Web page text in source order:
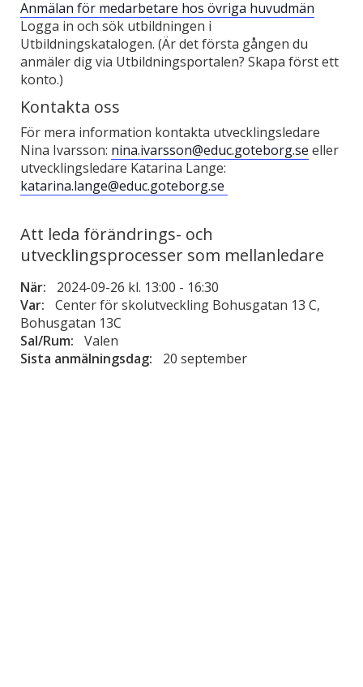
Anmälan för medarbetare hos övriga huvudmän
Logga in och sök utbildningen i
Utbildningskatalogen. (Är det första gången du
anmäler dig via Utbildningsportalen? Skapa först ett
konto.)
Kontakta oss
För mera information kontakta utvecklingsledare
Nina Ivarsson: nina.ivarsson@educ.goteborg.se eller
utvecklingsledare Katarina Lange:
katarina.lange@educ.goteborg.se
Att leda förändrings- och
utvecklingsprocesser som mellanledare
När: 2024-09-26 kl. 13:00 - 16:30
Var:
Center för skolutveckling Bohusgatan 13 C,
Bohusgatan 13C
Sal/Rum:
Valen
Sista anmälningsdag:
20 september